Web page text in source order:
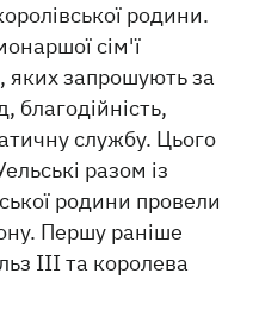
родини.
сім'ї
яких запрошують за
благодійність,
службу. Цього
разом із
родини провели
Першу раніше
III та королева